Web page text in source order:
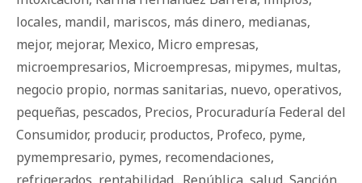
locales, mandil, mariscos, más dinero, medianas,
mejor, mejorar, Mexico, Micro empresas,
microempresarios, Microempresas, mipymes, multas,
negocio propio, normas sanitarias, nuevo, operativos,
pequeñas, pescados, Precios, Procuraduría Federal del
Consumidor, producir, productos, Profeco, pyme,
pymempresario, pymes, recomendaciones,